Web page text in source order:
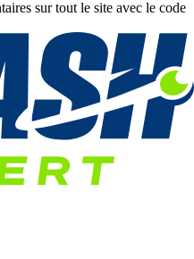
sur tout le site avec le code